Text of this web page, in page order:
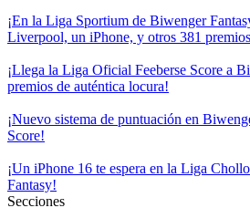
¡En la Liga Sportium de Biwenger
Liverpool, un iPhone, y otros 381
¡Llega la Liga Oficial Feeberse Score a
premios de auténtica locura!
¡Nuevo sistema de puntuación en
Score!
¡Un iPhone 16 te espera en la Liga
Fantasy!
Secciones